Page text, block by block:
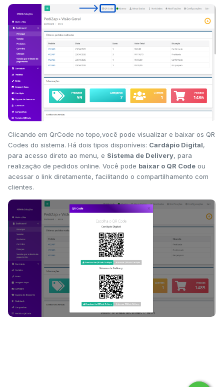
Clicando em QrCode no topo,você pode visualizar e baixar os QR
Codes do sistema. Há dois tipos disponíveis: Cardápio Digital,
para acesso direto ao menu, e Sistema de Delivery, para
realização de pedidos online. Você pode baixar o QR Code ou
acessar o link diretamente, facilitando o compartilhamento com
clientes.